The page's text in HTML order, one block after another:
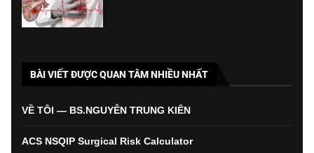
BÀI VIẾT ĐƯỢC QUAN TÂM NHIỀU NHẤT
VỀ TÔI — BS.NGUYỄN TRUNG KIÊN
ACS NSQIP Surgical Risk Calculator